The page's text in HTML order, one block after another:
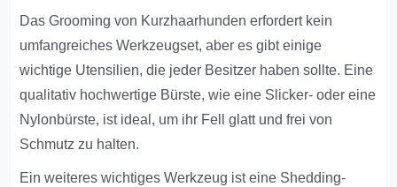
Das Grooming von Kurzhaarhunden erfordert kein
umfangreiches Werkzeugset, aber es gibt einige
wichtige Utensilien, die jeder Besitzer haben sollte. Eine
qualitativ hochwertige Bürste, wie eine Slicker- oder eine
Nylonbürste, ist ideal, um ihr Fell glatt und frei von
Schmutz zu halten.
Ein weiteres wichtiges Werkzeug ist eine Shedding-